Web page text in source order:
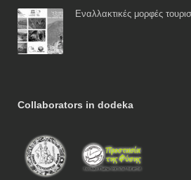
Εναλλακτικές μορφές
Collaborators in dodeka